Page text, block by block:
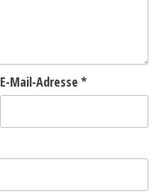
E-Mail-Adresse *